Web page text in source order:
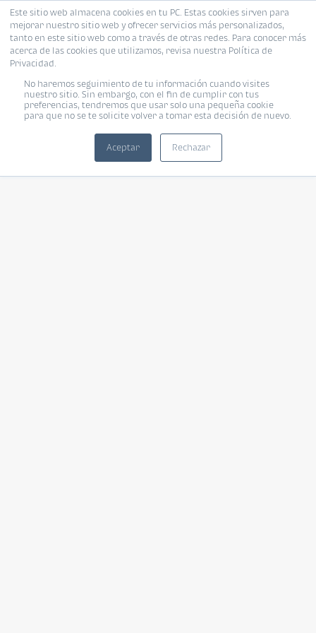
Este sitio web almacena cookies en tu PC. Estas cookies sirven para
mejorar nuestro sitio web y ofrecer servicios más personalizados,
tanto en este sitio web como a través de otras redes. Para conocer más
acerca de las cookies que utilizamos, revisa nuestra Política de
Privacidad.
No haremos seguimiento de tu información cuando visites
nuestro sitio. Sin embargo, con el fin de cumplir con tus
preferencias, tendremos que usar solo una pequeña cookie
para que no se te solicite volver a tomar esta decisión de nuevo.
Aceptar Rechazar